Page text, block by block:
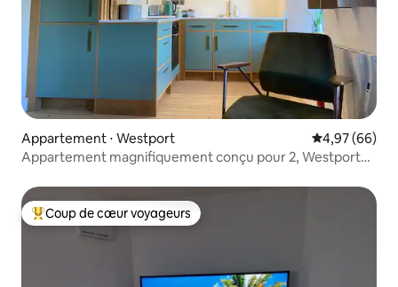
Appartement ⋅ Westport Évaluation
4,97 (66)
Appartement magnifiquement conçu pour 2, Westport
Coups de cœur voyageurs les plus appréciés
Coup de cœur voyageurs